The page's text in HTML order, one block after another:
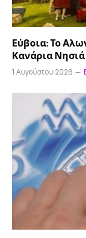
Εύβοια: Το
Κανάρια Νησιά
1 Αυγούστου 2026